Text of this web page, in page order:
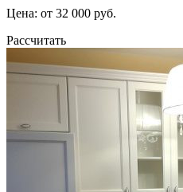
Цена: от 32 000 руб.
Рассчитать